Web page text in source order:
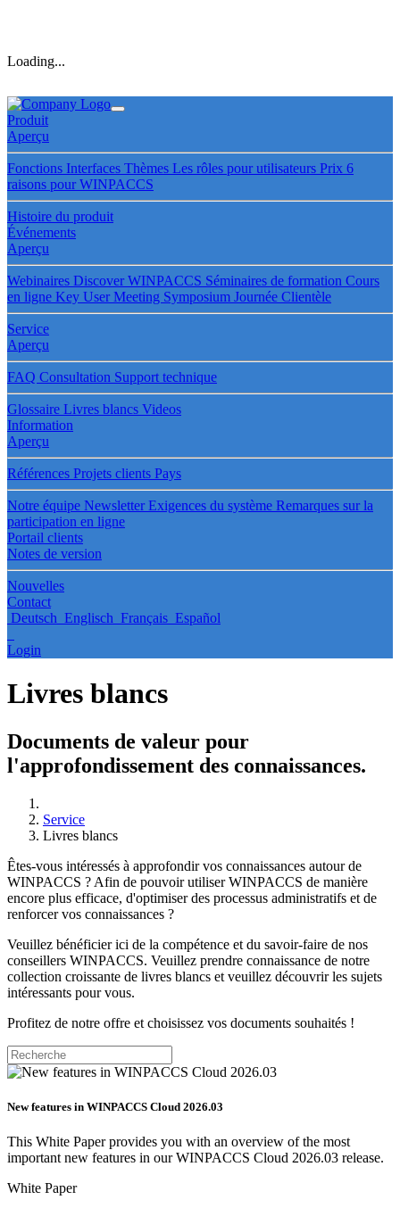
Loading...
Produit
Aperçu
Fonctions Interfaces Thèmes Les rôles pour utilisateurs Prix 6
raisons pour WINPACCS
Histoire du produit
Événements
Aperçu
Webinaires Discover WINPACCS Séminaires de formation Cours
en ligne Key User Meeting Symposium Journée Clientèle
Service
Aperçu
FAQ Consultation Support technique
Glossaire Livres blancs Videos
Information
Aperçu
Références Projets clients Pays
Notre équipe NewsletterExigences du système Remarques sur la
participation en ligne
Portail clients
Notes de version
Nouvelles
Contact
Deutsch Englisch Français Español
Login
Livres blancs
Documents de valeur pour
l'approfondissement des connaissances.
Service
Livres blancs
Êtes-vous intéressés à approfondir vos connaissances autour de
WINPACCS ? Afin de pouvoir utiliser WINPACCS de manière
encore plus efficace, d'optimiser des processus administratifs et de
renforcer vos connaissances ?
Veuillez bénéficier ici de la compétence et du savoir-faire de nos
conseillers WINPACCS. Veuillez prendre connaissance de notre
collection croissante de livres blancs et veuillez découvrir les sujets
intéressants pour vous.
Profitez de notre offre et choisissez vos documents souhaités !
New features in WINPACCS Cloud 2026.03
This White Paper provides you with an overview of the most
important new features in our WINPACCS Cloud 2026.03 release.
White Paper